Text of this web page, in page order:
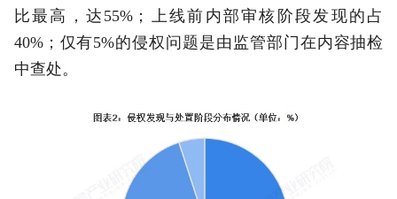
比最高，达55%；上线前内部审核阶段发现的占
40%；仅有5%的侵权问题是由监管部门在内容抽检
中查处。